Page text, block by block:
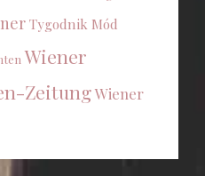
Tygodnik Mód
Wiener
ZeitungWiener